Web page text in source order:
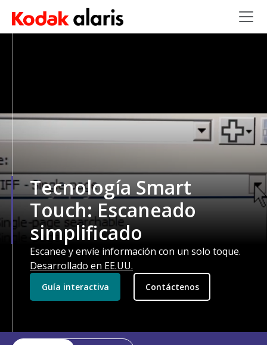
Skip to main content
Tecnología Smart
Touch: Escaneado
simplificado
Escanee y envíe información con un solo toque.
Desarrollado en EE.UU.
Guía interactiva Contáctenos